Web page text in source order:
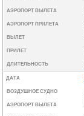
АЭРОПОРТ ВЫЛЕТА
АЭРОПОРТ ПРИЛЕТА
ВЫЛЕТ
ПРИЛЕТ
ДЛИТЕЛЬНОСТЬ
ДАТА
ВОЗДУШНОЕ СУДНО
АЭРОПОРТ ВЫЛЕТА